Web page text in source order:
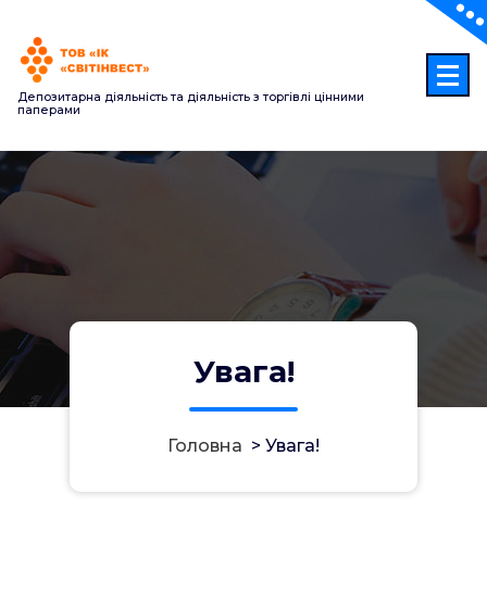
контенту
Депозитарна діяльність та діяльність з торгівлі цінними
паперами
Увага!
Головна > Увага!